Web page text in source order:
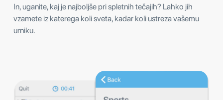
In, uganite, kaj je najboljše pri spletnih tečajih? Lahko jih
vzamete iz katerega koli sveta, kadar koli ustreza vašemu
urniku.